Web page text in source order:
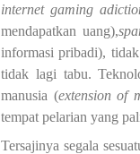
internet gaming
mendapatkan uang),
informasi pribadi),
tidak lagi tabu.
manusia (extension of
tempat pelarian yang
Tersajinya segala